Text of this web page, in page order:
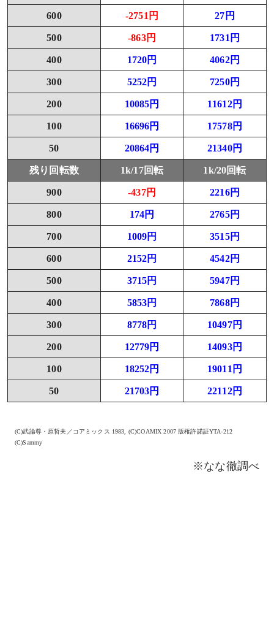
600 -2751円 27円
500 -863円 1731円
400 1720円 4062円
300 5252円 7250円
200 10085円 11612円
100 16696円 17578円
50 20864円 21340円
残り回転数 1k/17回転 1k/20回転
900 -437円 2216円
800 174円 2765円
700 1009円 3515円
600 2152円 4542円
500 3715円 5947円
400 5853円 7868円
300 8778円 10497円
200 12779円 14093円
100 18252円 19011円
50 21703円 22112円
(C)武論尊・原哲夫／コアミックス 1983, (C)COAMIX 2007 版権許諾証YTA-212
(C)Sammy
※なな徹調べ